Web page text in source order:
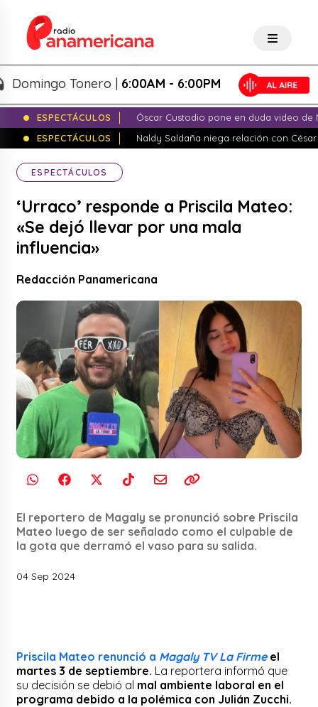
Tonero |6:00AM - 6:00PM
ESPECTÁCULOS
Óscar Custodio pone en duda video de
ESPECTÁCULOS
Naldy Saldaña niega relación con
ESPECTÁCULOS
‘Urraco’ responde a Priscila Mateo:
«Se dejó llevar por una mala
influencia»
Redacción Panamericana
El reportero de Magaly se pronunció sobre Priscila
Mateo luego de ser señalado como el culpable de
la gota que derramó el vaso para su salida.
04 Sep 2024
Priscila Mateo renunció a Magaly TV La Firme el
martes 3 de septiembre. La reportera informó que
su decisión se debió al mal ambiente laboral en el
programa debido a la polémica con Julián Zucchi.